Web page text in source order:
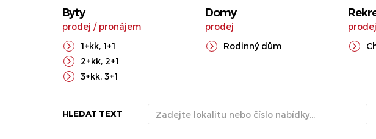
Byty
prodej / pronájem
1+kk, 1+1
2+kk, 2+1
3+kk, 3+1
Domy
prodej
Rodinný dům
prodej
HLEDAT TEXT